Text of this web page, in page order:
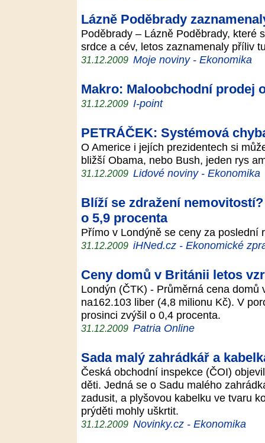
Lázně Poděbrady
Poděbrady – Lázně Poděbrady, které
srdce a cév, letos zaznamenaly příliv
31.12.2009 Moje noviny - Ekonomika
Makro: Maloobchodní prodej
31.12.2009 I-point
PETRÁČEK: Systémová
O Americe i jejích prezidentech si
bližší Obama, nebo Bush, jeden rys
31.12.2009 Lidové noviny - Ekonomika
Blíží se zdražení
o 5,9 procenta
Přímo v Londýně se ceny za
31.12.2009 iHNed.cz - Ekonomické
Ceny domů v Británii letos
Londýn (ČTK) - Průměrná cena
na162.103 liber (4,8 milionu Kč). V
prosinci zvýšil o 0,4 procenta.
31.12.2009 Patria Online
Sada malý zahrádkář a
Česká obchodní inspekce (ČOI)
děti. Jedná se o Sadu malého
zadusit, a plyšovou kabelku ve tvaru
prýděti mohly uškrtit.
31.12.2009 Novinky.cz - Ekonomika